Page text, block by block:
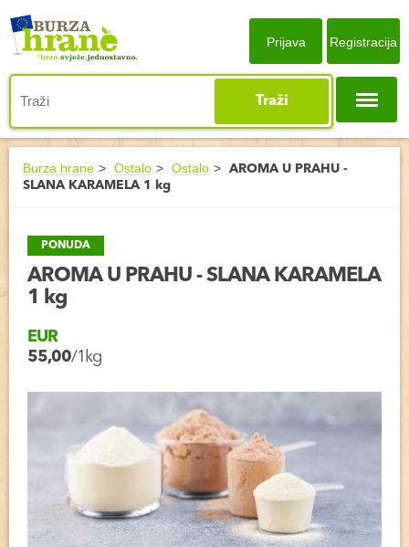
Traži
Prijava Registracija
Burza hrane Ostalo Ostalo
AROMA U PRAHU -
SLANA KARAMELA 1 kg
PONUDA
AROMA U PRAHU - SLANA KARAMELA
1 kg
EUR
55,00/1kg